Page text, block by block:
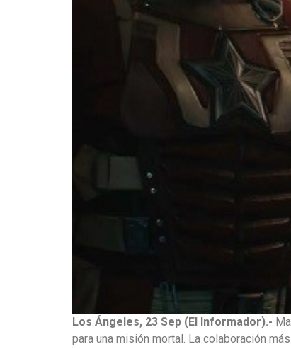
Los Ángeles, 23 Sep (El Informador).-
para una misión mortal. La colaboración